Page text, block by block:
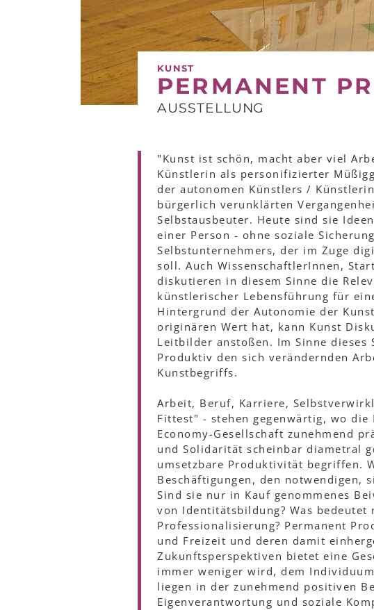
KUNST
PERMANENT
AUSSTELLUNG
"Kunst ist schön, macht aber viel
Künstlerin als personifizierter
der autonomen Künstlers /
bürgerlich verunklärten
Selbstausbeuter. Heute sind sie
einer Person - ohne soziale
Selbstunternehmers, der im Zuge
soll. Auch WissenschaftlerInnen,
diskutieren in diesem Sinne die
künstlerischer Lebensführung für
Hintergrund der Autonomie der
originären Wert hat, kann Kunst
Leitbilder anstoßen. Im Sinne
Produktiv den sich verändernden
Kunstbegriffs.
Arbeit, Beruf, Karriere,
Fittest" - stehen gegenwärtig, wo
Economy-Gesellschaft zunehmend
und Solidarität scheinbar diametral
umsetzbare Produktivität begriffen.
Beschäftigungen, den notwendigen,
Sind sie nur in Kauf genommenes
von Identitätsbildung? Was
Professionalisierung? Permanent
und Freizeit und deren damit
Zukunftsperspektiven bietet eine
immer weniger wird, dem
liegen in der zunehmend positiven
Eigenverantwortung und soziale